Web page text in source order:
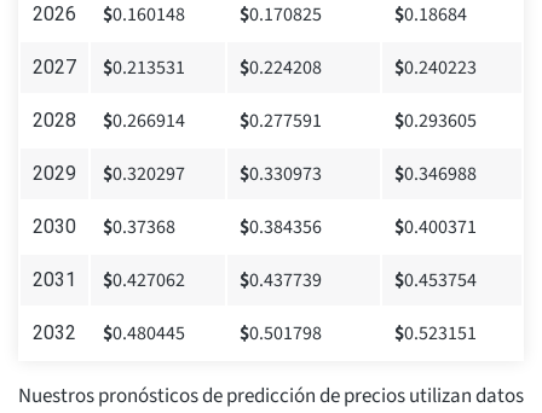
2026 $0.160148 $0.170825 $0.18684
2027 $0.213531 $0.224208 $0.240223
2028 $0.266914 $0.277591 $0.293605
2029 $0.320297 $0.330973 $0.346988
2030 $0.37368 $0.384356 $0.400371
2031 $0.427062 $0.437739 $0.453754
2032 $0.480445 $0.501798 $0.523151
Nuestros pronósticos de predicción de precios utilizan datos